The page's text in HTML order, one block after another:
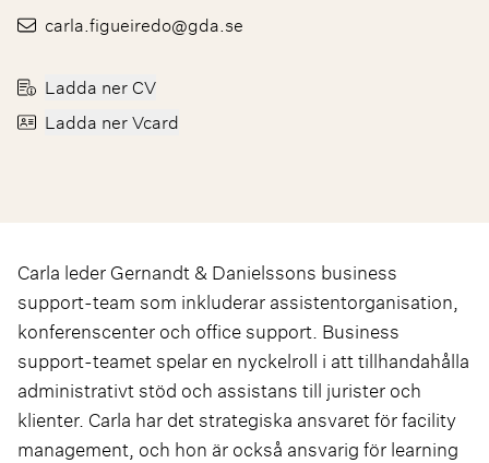
carla.figueiredo@gda.se
Ladda ner CV
Ladda ner Vcard
Carla leder Gernandt & Danielssons business
support-team som inkluderar assistentorganisation,
konferenscenter och office support. Business
support-teamet spelar en nyckelroll i att tillhandahålla
administrativt stöd och assistans till jurister och
klienter. Carla har det strategiska ansvaret för facility
management, och hon är också ansvarig för learning